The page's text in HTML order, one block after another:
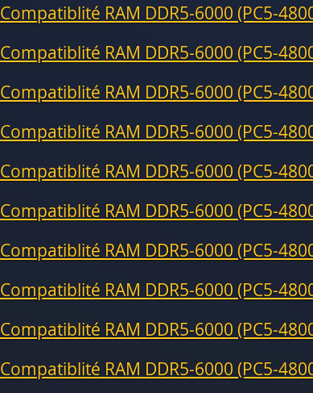
Compatiblité RAM DDR5-6000 (PC5-
Compatiblité RAM DDR5-6000 (PC5-
Compatiblité RAM DDR5-6000 (PC5-
Compatiblité RAM DDR5-6000 (PC5-
Compatiblité RAM DDR5-6000 (PC5-
Compatiblité RAM DDR5-6000 (PC5-
Compatiblité RAM DDR5-6000 (PC5-
Compatiblité RAM DDR5-6000 (PC5-
Compatiblité RAM DDR5-6000 (PC5-
Compatiblité RAM DDR5-6000 (PC5-